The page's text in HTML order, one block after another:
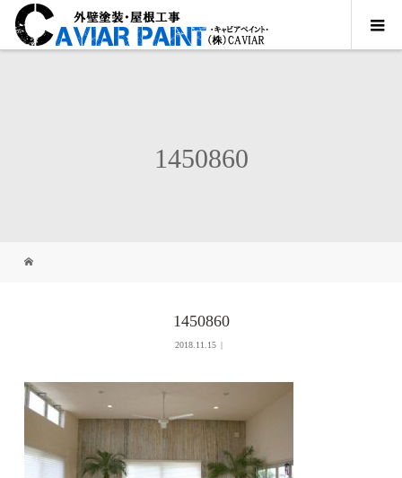
1450860
1450860
2018.11.15